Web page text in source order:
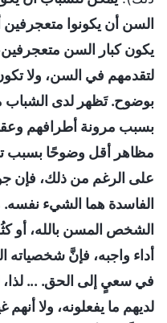
السن أن يكونوا متعجرفين
يكون كبار السن
لتقدمهم في السن، ولا
بوضوح. تَظهر لدى الشباب
بسبب مرونة أطرافهم
مظاهر أقل وضوحًا بسبب
على الرغم من ذلك، فإن
الفاسدة هما الشيء نفسه.
الشخص المسن بالله، أو
أداء واجبه، فإنَّ
في سعيٍ إلى الحق. ... لذا،
لديهم ما يفعلونه، ولا أنهم